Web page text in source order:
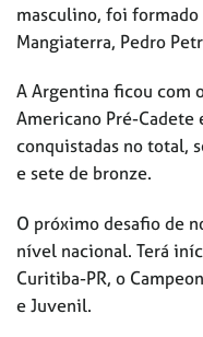
masculino, foi formado
Mangiaterra, Pedro
A Argentina ficou com
Americano Pré-
conquistadas no total,
e sete de bronze.
O próximo desafio de
nível nacional. Terá
Curitiba-PR, o
e Juvenil.